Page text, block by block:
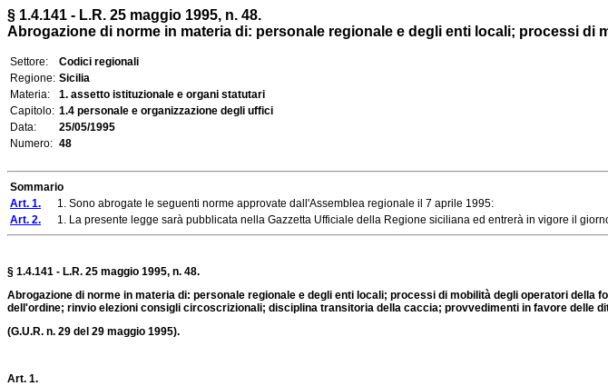
§ 1.4.141 - L.R. 25 maggio 1995, n. 48.
Abrogazione di norme in materia di: personale regionale e degli enti locali; processi di
Settore:
Codici regionali
Regione: Sicilia
Materia:
1. assetto istituzionale e organi statutari
Capitolo: 1.4 personale e organizzazione degli uffici
Data:
25/05/1995
Numero: 48
Sommario
Art. 1. 1. Sono abrogate le seguenti norme approvate dall'Assemblea regionale il 7 aprile 1995:
Art. 2. 1. La presente legge sarà pubblicata nella Gazzetta Ufficiale della Regione siciliana ed entrerà in vigore il
§ 1.4.141 - L.R. 25 maggio 1995, n. 48.
Abrogazione di norme in materia di: personale regionale e degli enti locali; processi di mobilità degli operatori
dell'ordine; rinvio elezioni consigli circoscrizionali; disciplina transitoria della caccia; provvedimenti in favore delle
(G.U.R. n. 29 del 29 maggio 1995).
Art. 1.